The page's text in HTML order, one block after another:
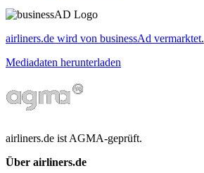
airliners.de wird von businessAd vermarktet.
Mediadaten herunterladen
airliners.de ist AGMA-geprüft.
Über airliners.de